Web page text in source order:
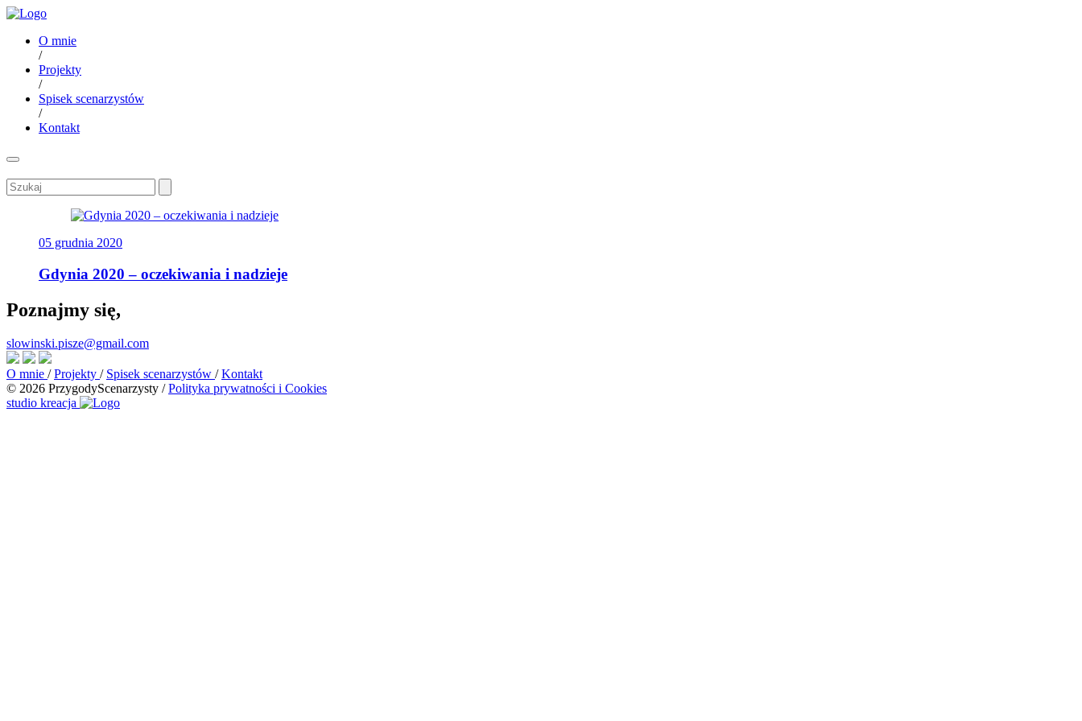
O mnie
/
Projekty
/
Spisek scenarzystów
/
Kontakt
05 grudnia 2020
Gdynia 2020 – oczekiwania i nadzieje
Poznajmy się,
slowinski.pisze@gmail.com
O mnie / Projekty / Spisek scenarzystów / Kontakt
© 2026 PrzygodyScenarzysty / Polityka prywatności i Cookies
studio kreacja